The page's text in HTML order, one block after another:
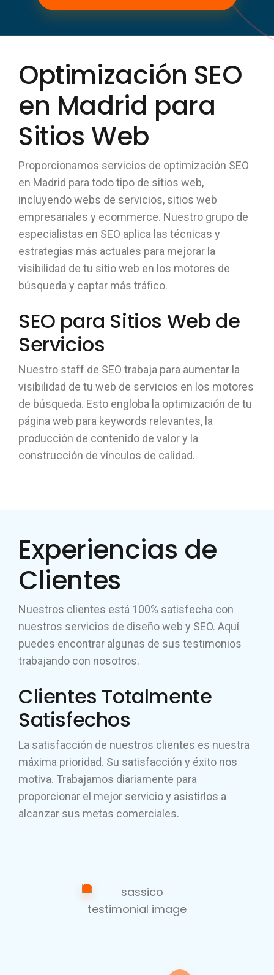
Optimización SEO
en Madrid para
Sitios Web
Proporcionamos servicios de optimización SEO
en Madrid para todo tipo de sitios web,
incluyendo webs de servicios, sitios web
empresariales y ecommerce. Nuestro grupo de
especialistas en SEO aplica las técnicas y
estrategias más actuales para mejorar la
visibilidad de tu sitio web en los motores de
búsqueda y captar más tráfico.
SEO para Sitios Web de
Servicios
Nuestro staff de SEO trabaja para aumentar la
visibilidad de tu web de servicios en los motores
de búsqueda. Esto engloba la optimización de tu
página web para keywords relevantes, la
producción de contenido de valor y la
construcción de vínculos de calidad.
Experiencias de
Clientes
Nuestros clientes está 100% satisfecha con
nuestros servicios de diseño web y SEO. Aquí
puedes encontrar algunas de sus testimonios
trabajando con nosotros.
Clientes Totalmente
Satisfechos
La satisfacción de nuestros clientes es nuestra
máxima prioridad. Su satisfacción y éxito nos
motiva. Trabajamos diariamente para
proporcionar el mejor servicio y asistirlos a
alcanzar sus metas comerciales.